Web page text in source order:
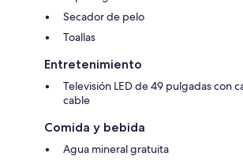
Secador de pelo
Toallas
Entretenimiento
Televisión LED de 49 pulgadas con
cable
Comida y bebida
Agua mineral gratuita